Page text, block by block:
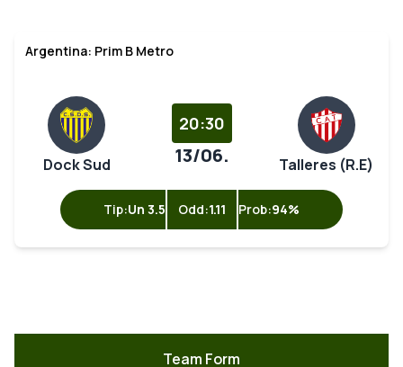
Argentina: Prim B Metro
Dock Sud
20:30
13/06. Talleres (R.E)
Tip:Un 3.5 Odd:1.11 Prob:94%
Team Form